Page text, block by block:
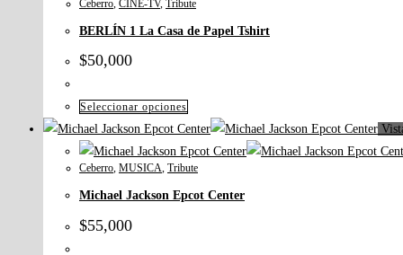
múltiples
variantes.
se
pueden
elegir
en
Ceberro, CINE-TV, Tribute
BERLÍN 1 La Casa de Papel Tshirt
$50,000
Seleccionar opciones
producto
tiene
múltiples
variantes.
Ceberro, MUSICA, Tribute
Michael Jackson Epcot Center
$55,000